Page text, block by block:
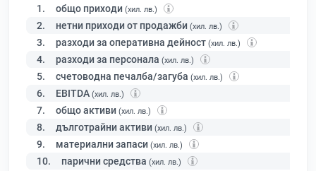
1. общо приходи (хил. лв.)
2. нетни приходи от продажби (хил. лв.)
3. разходи за оперативна дейност (хил. лв.)
4. разходи за персонала (хил. лв.)
5. счетоводна печалба/загуба (хил. лв.)
6. EBITDA (хил. лв.)
7. общо активи (хил. лв.)
8. дълготрайни активи (хил. лв.)
9. материални запаси (хил. лв.)
10. парични средства (хил. лв.)